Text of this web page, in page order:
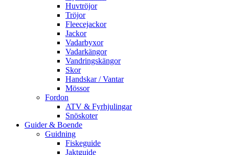
Huvtröjor
Tröjor
Fleecejackor
Jackor
Vadarbyxor
Vadarkängor
Vandringskängor
Skor
Handskar / Vantar
Mössor
Fordon
ATV & Fyrhjulingar
Snöskoter
Guider & Boende
Guidning
Fiskeguide
Jaktguide